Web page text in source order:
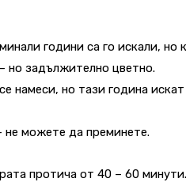
години са го искали, но
но задължително цветно.
намеси, но тази година
не можете да преминете.
протича от 40 – 60